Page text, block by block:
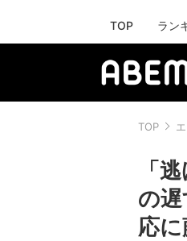
TOP ラン
TOP
「
の
応に